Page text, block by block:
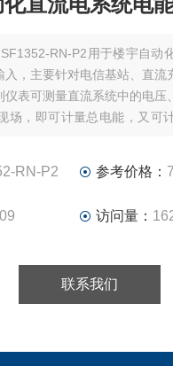
RN-P2用于楼宇自动
，主要针对电信基站、直流
仪表可测量直流系统中的电压
场，即可计量总电能，又可
RN-P2 参考价格：
访问量：
联系我们